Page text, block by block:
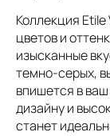
Коллекция
цветов и
изысканные
темно-серых,
впишется в
дизайну и
станет